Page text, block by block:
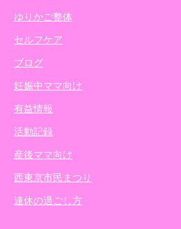
ゆりかご整体
セルフケア
ブログ
妊娠中ママ向け
有益情報
活動記録
産後ママ向け
西東京市民まつり
連休の過ごし方